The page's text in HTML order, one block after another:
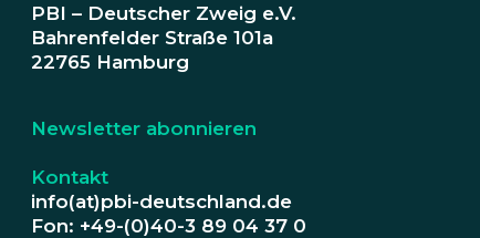
PBI – Deutscher Zweig e.V.
Bahrenfelder Straße 101a
22765 Hamburg
Newsletter abonnieren
Kontakt
info(at)pbi-deutschland.de
Fon: +49-(0)40-3 89 04 37 0